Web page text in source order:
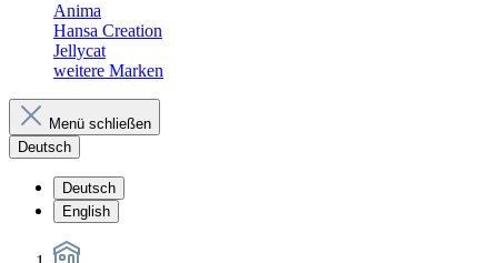
Anima
Hansa Creation
Jellycat
weitere Marken
Menü schließen
Deutsch
Deutsch
English